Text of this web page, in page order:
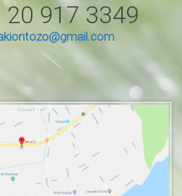
20 917 3349